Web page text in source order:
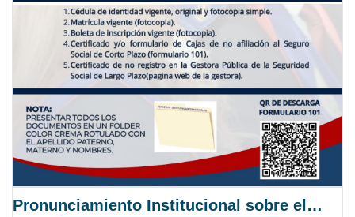
Pronunciamiento Institucional sobre el Proyecto de Ley N° 068/2025-2026 C.S.